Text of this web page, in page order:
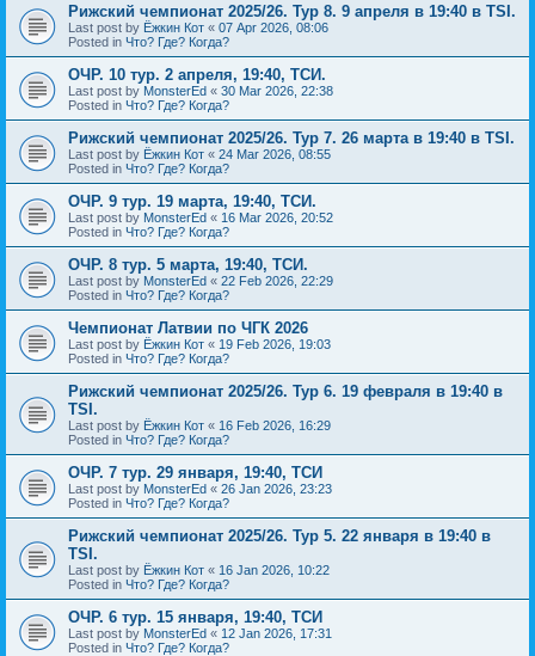
Рижский чемпионат 2025/26. Тур 8. 9 апреля в 19:40 в TSI.
Last post by Ёжкин Кот « 07 Apr 2026, 08:06
Posted in Что? Где? Когда?
ОЧР. 10 тур. 2 апреля, 19:40, ТСИ.
Last post by MonsterEd « 30 Mar 2026, 22:38
Posted in Что? Где? Когда?
Рижский чемпионат 2025/26. Тур 7. 26 марта в 19:40 в TSI.
Last post by Ёжкин Кот « 24 Mar 2026, 08:55
Posted in Что? Где? Когда?
ОЧР. 9 тур. 19 марта, 19:40, ТСИ.
Last post by MonsterEd « 16 Mar 2026, 20:52
Posted in Что? Где? Когда?
ОЧР. 8 тур. 5 марта, 19:40, ТСИ.
Last post by MonsterEd « 22 Feb 2026, 22:29
Posted in Что? Где? Когда?
Чемпионат Латвии по ЧГК 2026
Last post by Ёжкин Кот « 19 Feb 2026, 19:03
Posted in Что? Где? Когда?
Рижский чемпионат 2025/26. Тур 6. 19 февраля в 19:40 в
TSI.
Last post by Ёжкин Кот « 16 Feb 2026, 16:29
Posted in Что? Где? Когда?
ОЧР. 7 тур. 29 января, 19:40, ТСИ
Last post by MonsterEd « 26 Jan 2026, 23:23
Posted in Что? Где? Когда?
Рижский чемпионат 2025/26. Тур 5. 22 января в 19:40 в
TSI.
Last post by Ёжкин Кот « 16 Jan 2026, 10:22
Posted in Что? Где? Когда?
ОЧР. 6 тур. 15 января, 19:40, ТСИ
Last post by MonsterEd « 12 Jan 2026, 17:31
Posted in Что? Где? Когда?